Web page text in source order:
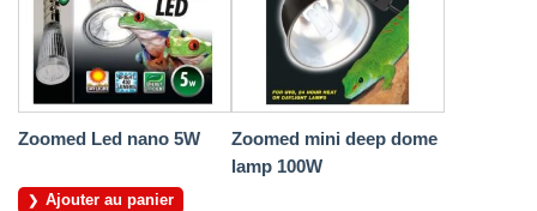
Zoomed Led nano 5W
Ajouter au panier
Zoomed mini deep dome
lamp 100W